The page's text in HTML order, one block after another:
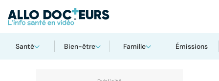
Santé Bien-être Famille Émissions